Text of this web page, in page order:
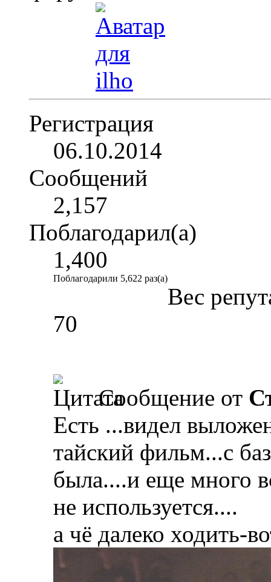
Регистрация
06.10.2014
Сообщений
2,157
Поблагодарил(а)
1,400
Поблагодарили 5,622 раз(а)
Вес
70
Сообщение от
Есть ...видел
тайский фильм...с
была....и еще много
не используется....
а чё далеко ходить-